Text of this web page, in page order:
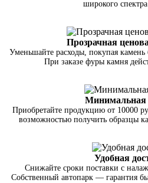
широкого
Прозрачная
Уменьшайте расходы, покупая
При заказе фуры камня
Минимальная
Приобретайте продукцию от 10000
возможностью получить образцы
Удобная
Снижайте сроки поставки с
Собственный автопарк — гарантия